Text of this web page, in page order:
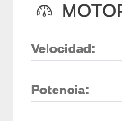
Velocidad:
Potencia: